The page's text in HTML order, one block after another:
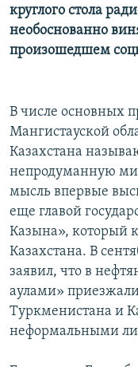
круглого стола
необоснованно
произошедшем
В числе основных
Мангистауской
Казахстана
непродуманную
мысль впервые
еще главой
Казына», который
Казахстана. В
заявил, что в
аулами»
Туркменистана и
неформальными